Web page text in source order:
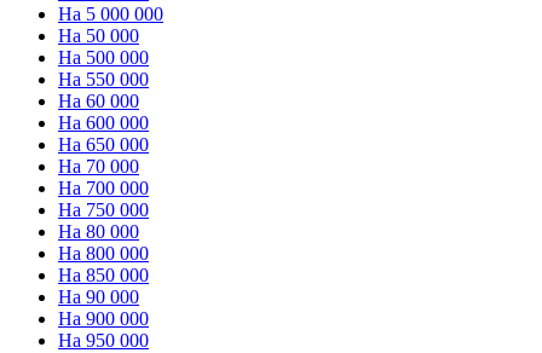
На 5 000 000
На 50 000
На 500 000
На 550 000
На 60 000
На 600 000
На 650 000
На 70 000
На 700 000
На 750 000
На 80 000
На 800 000
На 850 000
На 90 000
На 900 000
На 950 000